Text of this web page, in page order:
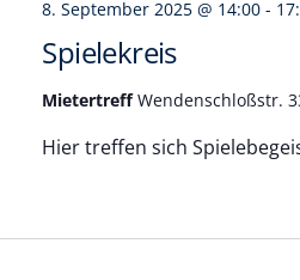
Spielekreis
8. September 2025 @ 14:00 -
MietertreffWendenschloßstr.
Hier treffen sich